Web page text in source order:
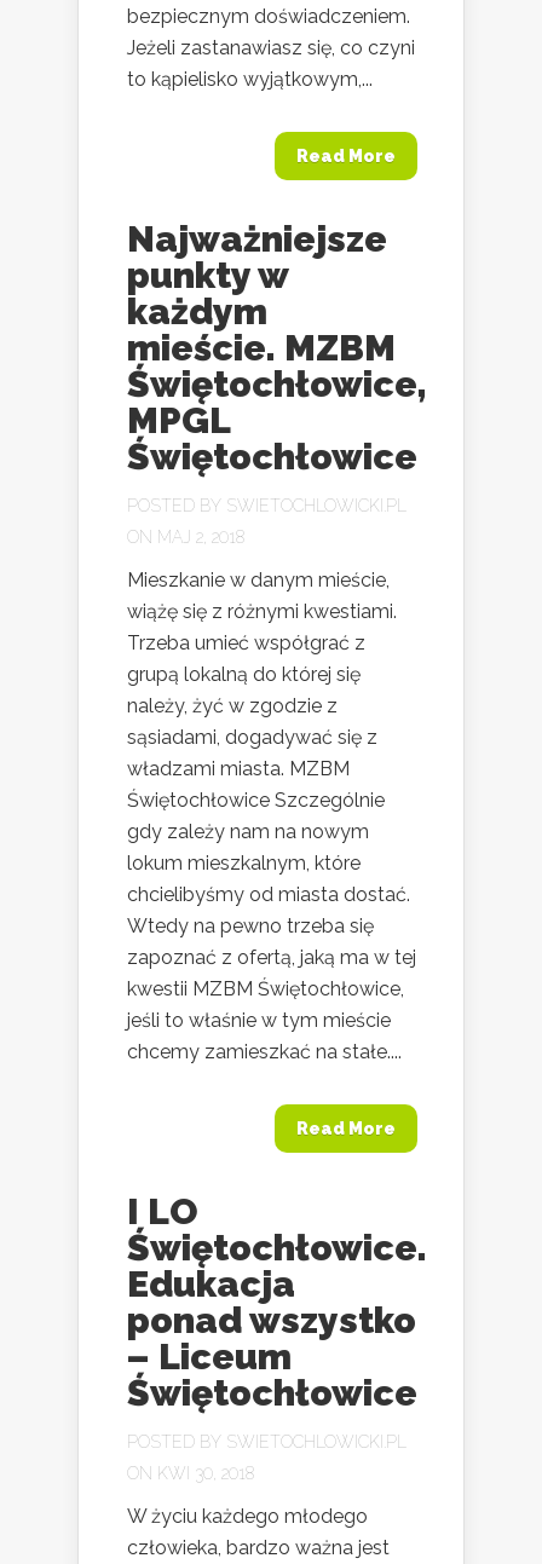
bezpiecznym doświadczeniem.
Jeżeli zastanawiasz się, co czyni
to kąpielisko wyjątkowym,...
Read More
Najważniejsze
punkty w
każdym
mieście. MZBM
Świętochłowice,
MPGL
Świętochłowice
POSTED BY SWIETOCHLOWICKI.PL
ON MAJ 2, 2018
Mieszkanie w danym mieście,
wiążę się z różnymi kwestiami.
Trzeba umieć współgrać z
grupą lokalną do której się
należy, żyć w zgodzie z
sąsiadami, dogadywać się z
władzami miasta. MZBM
Świętochłowice Szczególnie
gdy zależy nam na nowym
lokum mieszkalnym, które
chcielibyśmy od miasta dostać.
Wtedy na pewno trzeba się
zapoznać z ofertą, jaką ma w tej
kwestii MZBM Świętochłowice,
jeśli to właśnie w tym mieście
chcemy zamieszkać na stałe....
Read More
I LO
Świętochłowice.
Edukacja
ponad wszystko
– Liceum
Świętochłowice
POSTED BY SWIETOCHLOWICKI.PL
ON KWI 30, 2018
W życiu każdego młodego
człowieka, bardzo ważna jest